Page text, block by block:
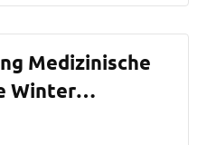
Medizinische
Winter